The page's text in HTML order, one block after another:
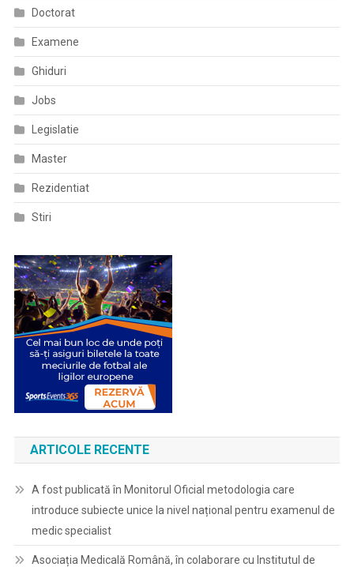
Doctorat
Examene
Ghiduri
Jobs
Legislatie
Master
Rezidentiat
Stiri
ARTICOLE RECENTE
A fost publicată în Monitorul Oficial metodologia care
introduce subiecte unice la nivel național pentru examenul de
medic specialist
Asociația Medicală Română, în colaborare cu Institutul de